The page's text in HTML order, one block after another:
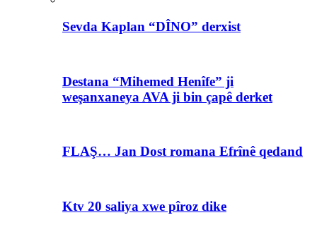
Sevda Kaplan “DÎNO” derxist
Destana “Mihemed Henîfe” ji
weşanxaneya AVA ji bin çapê derket
FLAŞ… Jan Dost romana Efrînê qedand
Ktv 20 saliya xwe pîroz dike